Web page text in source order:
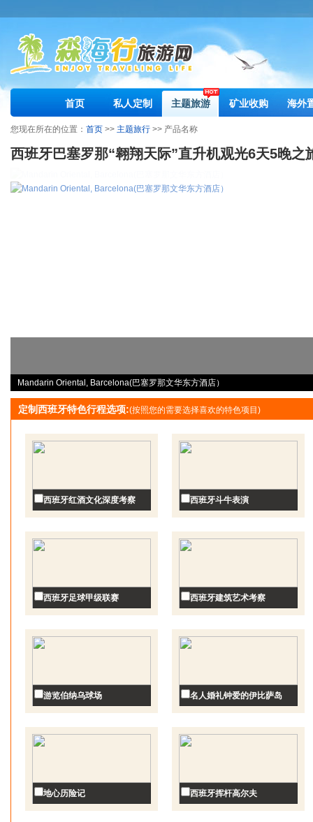
首页 私人定制 主题旅游 矿业收购 海外
您现在所在的位置： 首页 >> 主题旅行 >> 产品名称
西班牙巴塞罗那“翱翔天际”直升机观光6天5晚之
Mandarin Oriental, Barcelona(巴塞罗那文华东方酒店）
定制西班牙特色行程选项:(按照您的需要选择喜欢的特色项目)
西班牙红酒文化深度考察 西班牙斗牛表演
西班牙足球甲级联赛 西班牙建筑艺术考察
游览伯纳乌球场 名人婚礼钟爱的伊比萨岛
地心历险记 西班牙挥杆高尔夫